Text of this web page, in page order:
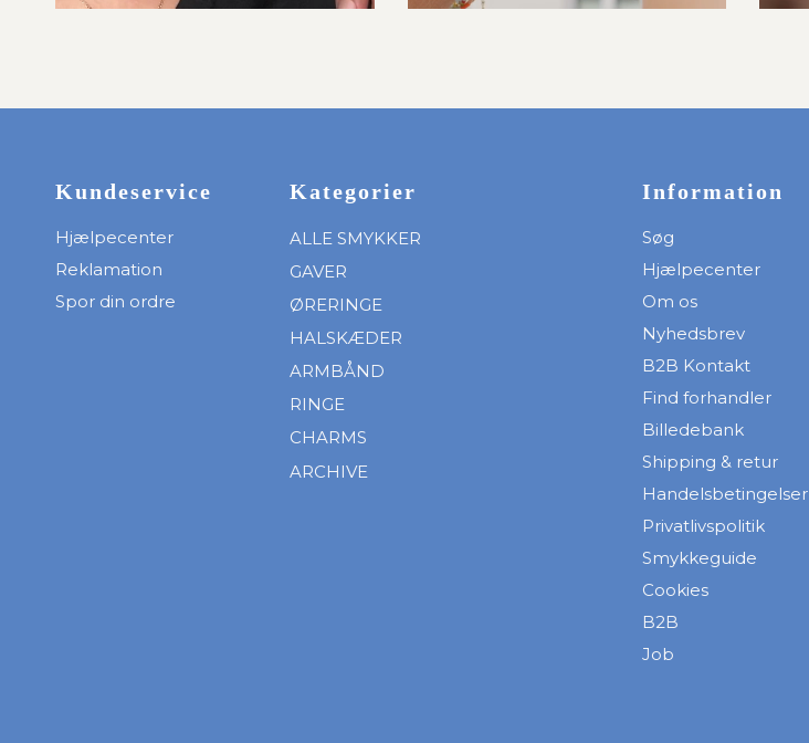
Kundeservice
Hjælpecenter
Reklamation
Spor din ordre
Kategorier
ALLE SMYKKER
GAVER
ØRERINGE
HALSKÆDER
ARMBÅND
RINGE
CHARMS
ARCHIVE
Information
Søg
Hjælpecenter
Om os
Nyhedsbrev
B2B Kontakt
Find forhandler
Billedebank
Shipping & retur
Handelsbetingelser
Privatlivspolitik
Smykkeguide
Cookies
B2B
Job